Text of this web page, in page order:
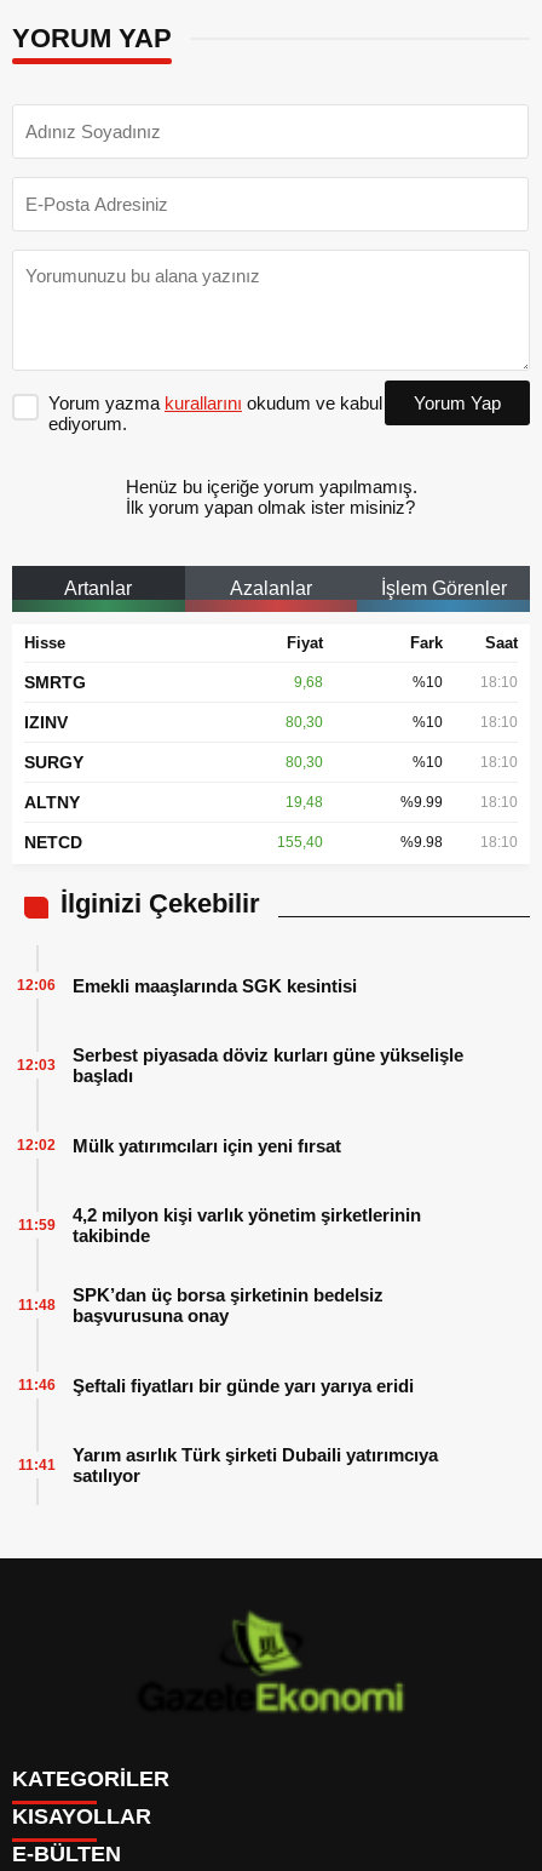
YORUM YAP
Yorum yazma kurallarını okudum ve kabul
ediyorum.
Yorum Yap
Henüz bu içeriğe yorum yapılmamış.
İlk yorum yapan olmak ister misiniz?
Artanlar Azalanlar İşlem Görenler
Hisse Fiyat Fark Saat
SMRTG 9,68 %10 18:10
IZINV 80,30 %10 18:10
SURGY 80,30 %10 18:10
ALTNY 19,48 %9.99 18:10
NETCD 155,40 %9.98 18:10
İlginizi Çekebilir
Emekli maaşlarında SGK kesintisi
12:06
Serbest piyasada döviz kurları güne yükselişle
başladı
12:03
Mülk yatırımcıları için yeni fırsat
12:02
4,2 milyon kişi varlık yönetim şirketlerinin
takibinde
11:59
SPK’dan üç borsa şirketinin bedelsiz
başvurusuna onay
11:48
Şeftali fiyatları bir günde yarı yarıya eridi
11:46
Yarım asırlık Türk şirketi Dubaili yatırımcıya
satılıyor
11:41
KATEGORİLER
GÜNDEM
DÜNYA
KISAYOLLAR
E-BÜLTEN